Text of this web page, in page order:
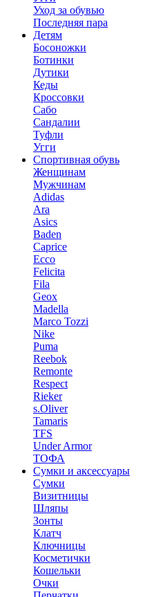
Уход за обувью
Последняя пара
Детям
Босоножки
Ботинки
Дутики
Кеды
Кроссовки
Сабо
Сандалии
Туфли
Угги
Спортивная обувь
Женщинам
Мужчинам
Adidas
Ara
Asics
Baden
Caprice
Ecco
Felicita
Fila
Geox
Madella
Marco Tozzi
Nike
Puma
Reebok
Remonte
Respect
Rieker
s.Oliver
Tamaris
TFS
Under Armor
ТОФА
Сумки и аксессуары
Сумки
Визитницы
Шляпы
Зонты
Клатч
Ключницы
Косметички
Кошельки
Очки